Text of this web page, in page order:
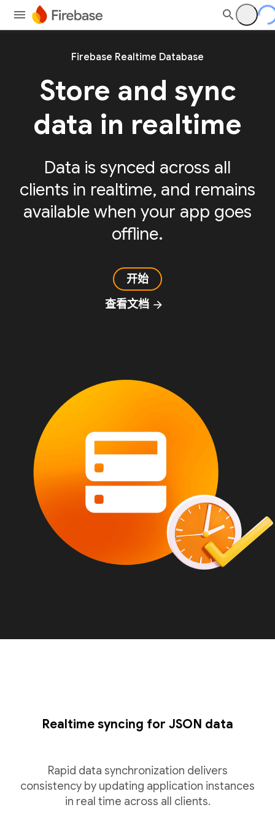
Firebase Realtime Database
Store and sync
data in realtime
Data is synced across all
clients in realtime, and remains
available when your app goes
offline.
开始
查看文档 arrow_forward
Realtime syncing for JSON data
Rapid data synchronization delivers
consistency by updating application instances
in real time across all clients.